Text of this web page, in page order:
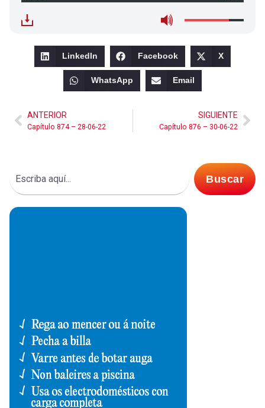
LinkedIn Facebook X
WhatsApp Email
ANTERIOR
Capítulo 874 – 28-06-22
SIGUIENTE
Capítulo 876 – 30-06-22
Buscar